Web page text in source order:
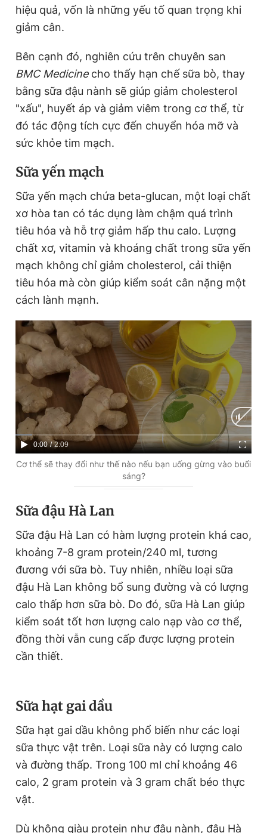
hiệu quả, vốn là những yếu tố quan trọng khi
giảm cân.
Bên cạnh đó, nghiên cứu trên chuyên san
BMC Medicinecho thấy hạn chế sữa bò, thay
bằng sữa đậu nành sẽ giúp giảm cholesterol
"xấu", huyết áp và giảm viêm trong cơ thể, từ
đó tác động tích cực đến chuyển hóa mỡ và
sức khỏe tim mạch.
Sữa yến mạch
Sữa yến mạch chứa beta-glucan, một loại chất
xơ hòa tan có tác dụng làm chậm quá trình
tiêu hóa và hỗ trợ giảm hấp thu calo. Lượng
chất xơ, vitamin và khoáng chất trong sữa yến
mạch không chỉ giảm cholesterol, cải thiện
tiêu hóa mà còn giúp kiểm soát cân nặng một
cách lành mạnh.
C
u
e
n
t
T
m
e
0:00 / D
u
t
i
o
n
2:09
Cơ thể sẽ thay đổi như thế nào nếu bạn uống gừng vào buổi
sáng?
Sữa đậu Hà Lan
Sữa đậu Hà Lan có hàm lượng protein khá cao,
khoảng 7-8 gram protein/240 ml, tương
đương với sữa bò. Tuy nhiên, nhiều loại sữa
đậu Hà Lan không bổ sung đường và có lượng
calo thấp hơn sữa bò. Do đó, sữa Hà Lan giúp
kiểm soát tốt hơn lượng calo nạp vào cơ thể,
đồng thời vẫn cung cấp được lượng protein
cần thiết.
Sữa hạt gai dầu
Sữa hạt gai dầu không phổ biến như các loại
sữa thực vật trên. Loại sữa này có lượng calo
và đường thấp. Trong 100 ml chỉ khoảng 46
calo, 2 gram protein và 3 gram chất béo thực
vật.
Dù không giàu protein như đậu nành, đậu Hà